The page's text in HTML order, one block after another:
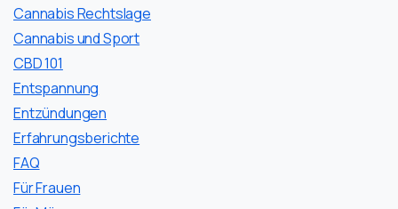
Cannabis Rechtslage
Cannabis und Sport
CBD 101
Entspannung
Entzündungen
Erfahrungsberichte
FAQ
Für Frauen